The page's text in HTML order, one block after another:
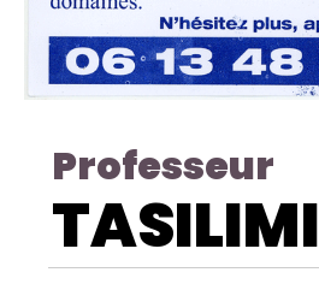
Professeur
TASILIMI